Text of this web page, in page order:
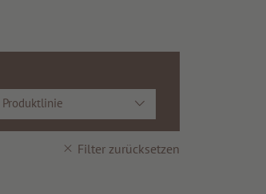
Produktlinie
Filter zurücksetzen